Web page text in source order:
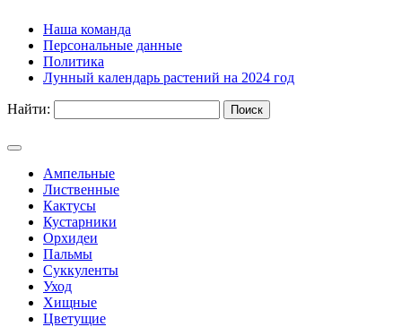
Наша команда
Персональные данные
Политика
Лунный календарь растений на 2024 год
Найти:
Ампельные
Лиственные
Кактусы
Кустарники
Орхидеи
Пальмы
Суккуленты
Уход
Хищные
Цветущие